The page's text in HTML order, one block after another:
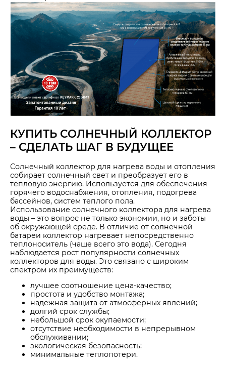
КУПИТЬ СОЛНЕЧНЫЙ КОЛЛЕКТОР
– СДЕЛАТЬ ШАГ В БУДУЩЕЕ
Солнечный коллектор для нагрева воды и отопления
собирает солнечный свет и преобразует его в
тепловую энергию. Используется для обеспечения
горячего водоснабжения, отопления, подогрева
бассейнов, систем теплого пола.
Использование солнечного коллектора для нагрева
воды – это вопрос не только экономии, но и заботы
об окружающей среде. В отличие от солнечной
батареи коллектор нагревает непосредственно
теплоноситель (чаще всего это вода). Сегодня
наблюдается рост популярности солнечных
коллекторов для воды. Это связано с широким
спектром их преимуществ:
лучшее соотношение цена-качество;
простота и удобство монтажа;
надежная защита от атмосферных явлений;
долгий срок службы;
небольшой срок окупаемости;
отсутствие необходимости в непрерывном
обслуживании;
экологическая безопасность;
минимальные теплопотери.